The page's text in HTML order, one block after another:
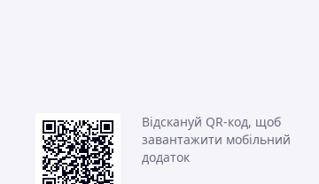
Відскануй QR-код, щоб
завантажити мобільний
додаток